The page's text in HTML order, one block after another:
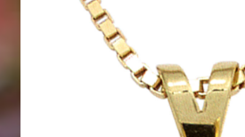
Datenschutz
Geschenke zu Ostern 2023
Geschenke zu Ostern 2024